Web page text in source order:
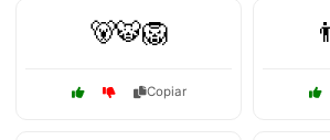
🐻🐯🦁
Copiar